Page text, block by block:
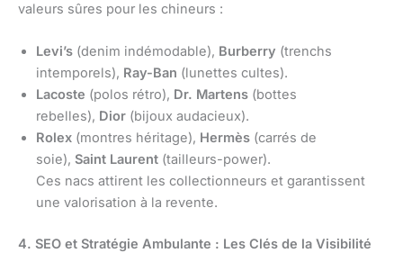
valeurs sûres pour les chineurs :
Levi’s (denim indémodable), Burberry (trenchs
intemporels), Ray-Ban (lunettes cultes).
Lacoste (polos rétro), Dr. Martens (bottes
rebelles), Dior (bijoux audacieux).
Rolex (montres héritage), Hermès (carrés de
soie), Saint Laurent (tailleurs-power).
Ces nacs attirent les collectionneurs et garantissent
une valorisation à la revente.
4. SEO et Stratégie Ambulante : Les Clés de la Visibilité